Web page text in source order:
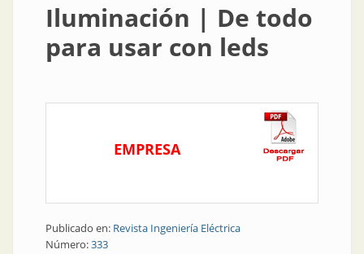
Iluminación | De todo
para usar con leds
EMPRESA
Publicado en: Revista Ingeniería Eléctrica
Número:333